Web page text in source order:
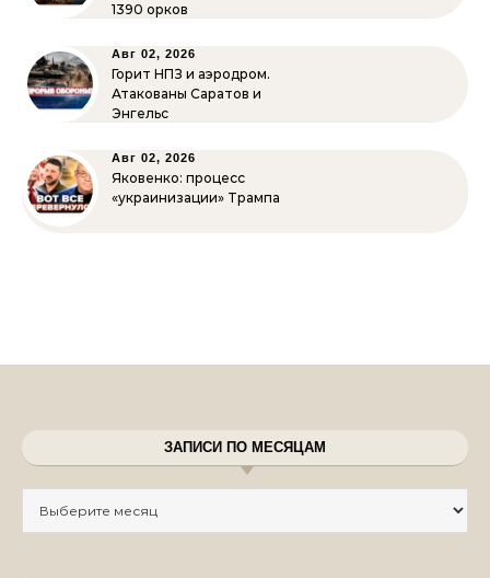
1390 орков
Авг 02, 2026
Горит НПЗ и аэродром.
Атакованы Саратов и
Энгельс
Авг 02, 2026
Яковенко: процесс
«украинизации» Трампа
ЗАПИСИ ПО МЕСЯЦАМ